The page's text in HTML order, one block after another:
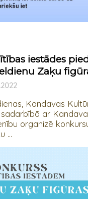
iestādes
Zaķu
Kandavas
ar
organizē
...